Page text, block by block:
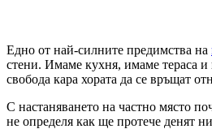
Едно от най-силните предимства на
стени. Имаме кухня, имаме тераса и
свобода кара хората да се връщат
С настаняването на частно място
не определя как ще протече денят